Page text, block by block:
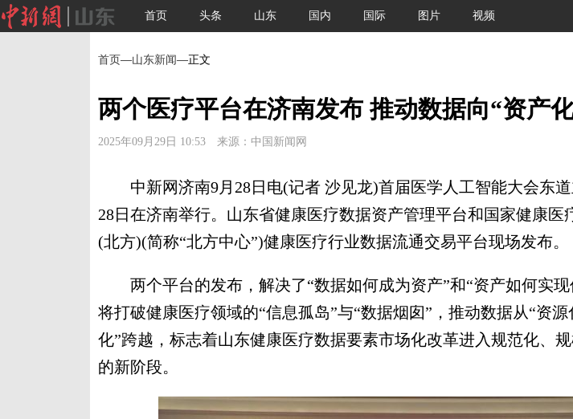
首页 头条 山东 国内 国际 图片 视频
首页—山东新闻—正文
两个医疗平台在济南发布 推动数据向“资产
2025年09月29日 10:53 来源：中国新闻网
中新网济南9月28日电(记者 沙见龙)首届医学人工智能大会东
28日在济南举行。山东省健康医疗数据资产管理平台和国家健康医
(北方)(简称“北方中心”)健康医疗行业数据流通交易平台现场发布。
两个平台的发布，解决了“数据如何成为资产”和“资产如何实现
将打破健康医疗领域的“信息孤岛”与“数据烟囱”，推动数据从“资源
化”跨越，标志着山东健康医疗数据要素市场化改革进入规范化、
的新阶段。